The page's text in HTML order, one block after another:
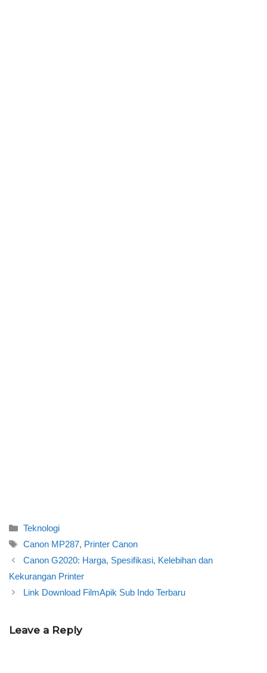
Categories
Teknologi
Tags
Canon MP287, Printer Canon
Canon G2020: Harga, Spesifikasi, Kelebihan dan
Kekurangan Printer
Link Download FilmApik Sub Indo Terbaru
Leave a Reply